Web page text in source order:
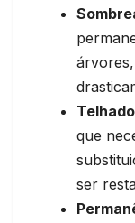
que
ser